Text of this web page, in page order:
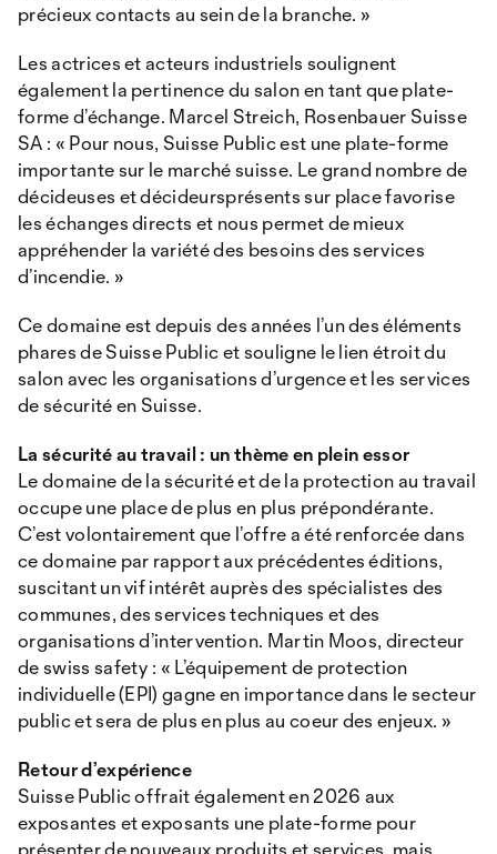
précieux contacts au sein de la branche. »
Les actrices et acteurs industriels soulignent
également la pertinence du salon en tant que plate-
forme d’échange. Marcel Streich, Rosenbauer Suisse
SA : « Pour nous, Suisse Public est une plate-forme
importante sur le marché suisse. Le grand nombre de
décideuses et décideursprésents sur place favorise
les échanges directs et nous permet de mieux
appréhender la variété des besoins des services
d’incendie. »
Ce domaine est depuis des années l’un des éléments
phares de Suisse Public et souligne le lien étroit du
salon avec les organisations d’urgence et les services
de sécurité en Suisse.
La sécurité au travail : un thème en plein essor
Le domaine de la sécurité et de la protection au travail
occupe une place de plus en plus prépondérante.
C’est volontairement que l’offre a été renforcée dans
ce domaine par rapport aux précédentes éditions,
suscitant un vif intérêt auprès des spécialistes des
communes, des services techniques et des
organisations d’intervention. Martin Moos, directeur
de swiss safety : « L’équipement de protection
individuelle (EPI) gagne en importance dans le secteur
public et sera de plus en plus au coeur des enjeux. »
Retour d’expérience
Suisse Public offrait également en 2026 aux
exposantes et exposants une plate-forme pour
présenter de nouveaux produits et services, mais